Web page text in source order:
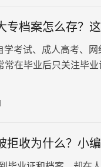
专档案怎么存？这
考试、成人高考、
常在毕业后只关注毕
拒收为什么？小编